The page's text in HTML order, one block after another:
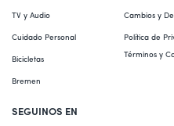
TV y Audio
Cuidado Personal
Bicicletas
Bremen
Cambios y
Política de
Términos y
SEGUINOS EN